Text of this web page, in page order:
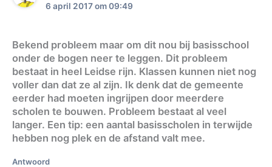
6 april 2017 om 09:49
Bekend probleem maar om dit nou bij basisschool
onder de bogen neer te leggen. Dit probleem
bestaat in heel Leidse rijn. Klassen kunnen niet nog
voller dan dat ze al zijn. Ik denk dat de gemeente
eerder had moeten ingrijpen door meerdere
scholen te bouwen. Probleem bestaat al veel
langer. Een tip: een aantal basisscholen in terwijde
hebben nog plek en de afstand valt mee.
Antwoord